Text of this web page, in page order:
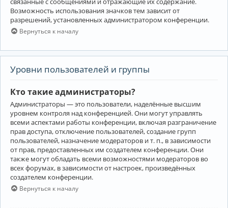
Возможность использования значков тем зависит от
разрешений, установленных администратором конференции.
Вернуться к началу
Уровни пользователей и группы
Кто такие администраторы?
Администраторы — это пользователи, наделённые высшим
уровнем контроля над конференцией. Они могут управлять
всеми аспектами работы конференции, включая разграничение
прав доступа, отключение пользователей, создание групп
пользователей, назначение модераторов и т. п., в зависимости
от прав, предоставленных им создателем конференции. Они
также могут обладать всеми возможностями модераторов во
всех форумах, в зависимости от настроек, произведённых
создателем конференции.
Вернуться к началу